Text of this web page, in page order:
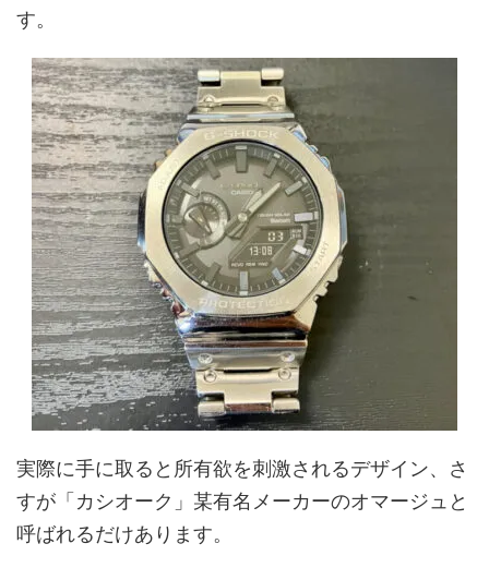
す。
実際に手に取ると所有欲を刺激されるデザイン、さ
すが「カシオーク」某有名メーカーのオマージュと
呼ばれるだけあります。